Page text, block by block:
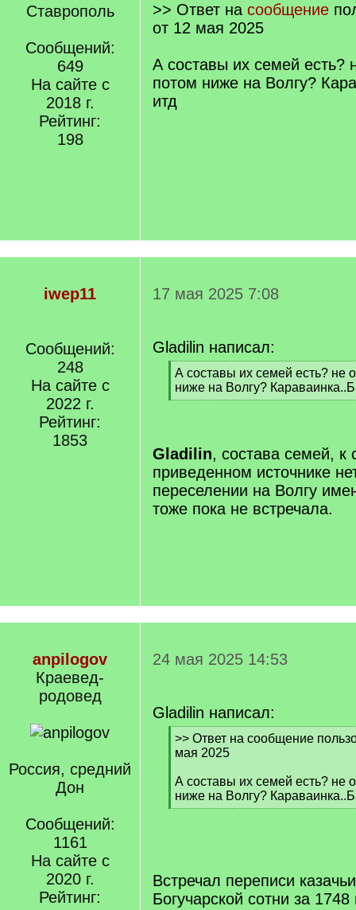
Ставрополь
Сообщений:
649
На сайте с
2018 г.
Рейтинг:
198
>> Ответ на сообщение
от 12 мая 2025
А составы их семей есть?
потом ниже на Волгу?
итд
iwep11
Сообщений:
248
На сайте с
2022 г.
Рейтинг:
1853
17 мая 2025 7:08
Gladilin написал:
[
q
]
А составы их семей есть? не
ниже на Волгу?
[
Gladilin, состава семей, к
приведенном источнике
переселении на Волгу
тоже пока не встречала.
anpilogov
Краевед-
родовед
Россия, средний
Дон
Сообщений:
1161
На сайте с
2020 г.
Рейтинг:
24 мая 2025 14:53
Gladilin написал:
[
q
>> Ответ на сообщение
мая 2025
А составы их семей есть? не
ниже на Волгу?
[
Встречал переписи
Богучарской сотни за